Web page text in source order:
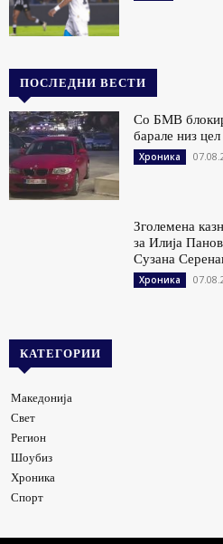
ПОСЛЕДНИ ВЕСТИ
Со БМВ
барале низ цел
Хроника
Зголемена
за Илија
Сузана
Хроника
КАТЕГОРИИ
Македонија
Свет
Регион
Шоубиз
Хроника
Спорт